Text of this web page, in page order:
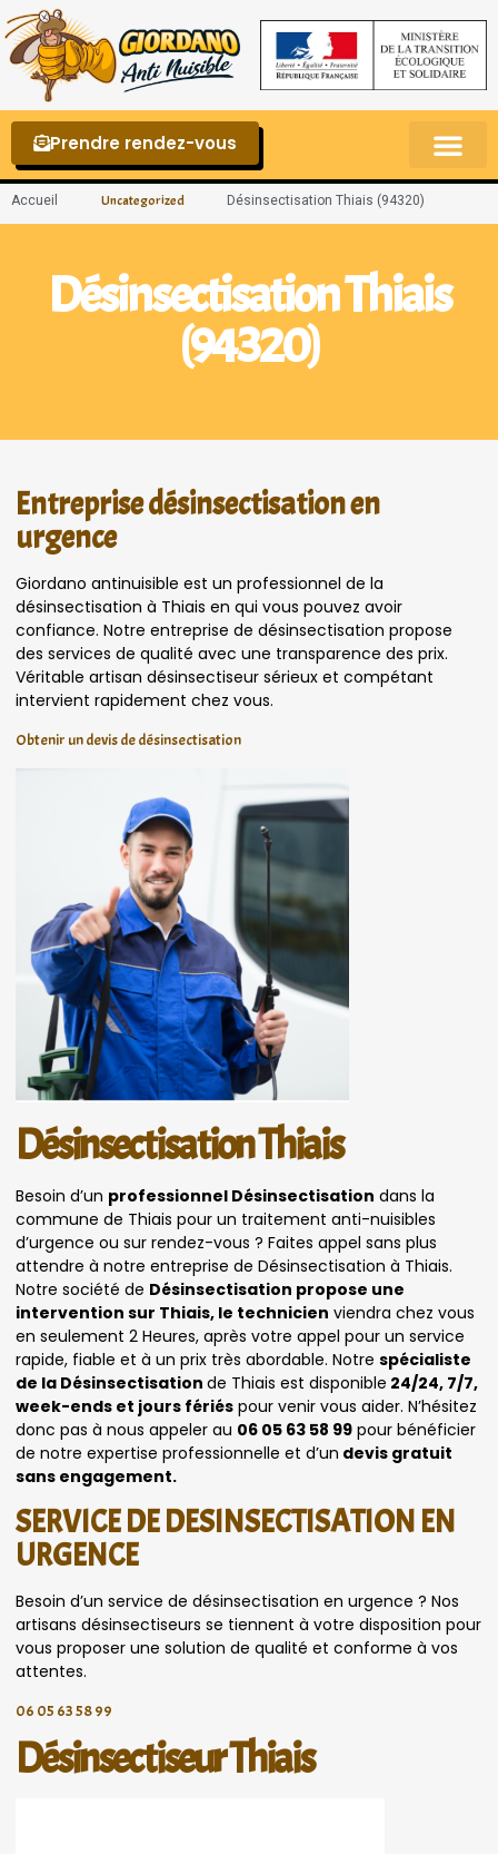
Prendre rendez-vous
Accueil Uncategorized Désinsectisation Thiais (94320)
Désinsectisation Thiais
(94320)
Entreprise désinsectisation en
urgence
Giordano antinuisible est un professionnel de la
désinsectisation à Thiais en qui vous pouvez avoir
confiance. Notre entreprise de désinsectisation propose
des services de qualité avec une transparence des prix.
Véritable artisan désinsectiseur sérieux et compétant
intervient rapidement chez vous.
Obtenir un devis de désinsectisation
Désinsectisation Thiais
Besoin d’un professionnel Désinsectisation dans la
commune de Thiais pour un traitement anti-nuisibles
d’urgence ou sur rendez-vous ? Faites appel sans plus
attendre à notre entreprise de Désinsectisation à Thiais.
Notre société de Désinsectisation propose une
intervention sur Thiais, le technicien viendra chez vous
en seulement 2 Heures, après votre appel pour un service
rapide, fiable et à un prix très abordable. Notre spécialiste
de la Désinsectisation de Thiais est disponible 24/24, 7/7,
week-ends et jours fériés pour venir vous aider. N’hésitez
donc pas à nous appeler au 06 05 63 58 99 pour bénéficier
de notre expertise professionnelle et d’un devis gratuit
sans engagement.
SERVICE DE DESINSECTISATION EN
URGENCE
Besoin d’un service de désinsectisation en urgence ? Nos
artisans désinsectiseurs se tiennent à votre disposition pour
vous proposer une solution de qualité et conforme à vos
attentes.
06 05 63 58 99
Désinsectiseur Thiais